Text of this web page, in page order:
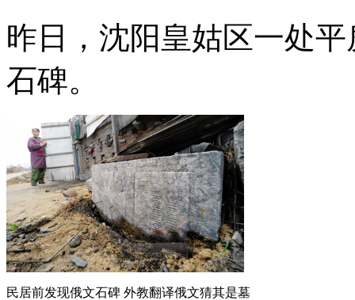
昨日，沈阳皇姑区一处
石碑。
民居前发现俄文石碑 外教翻译俄文猜其是墓